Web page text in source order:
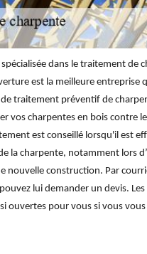
dans le traitement de
est la meilleure entreprise
traitement préventif de
vos charpentes en bois contre
est conseillé lorsqu'il est
la charpente, notamment lors
nouvelle construction. Par
lui demander un devis.
ouvertes pour vous si vous